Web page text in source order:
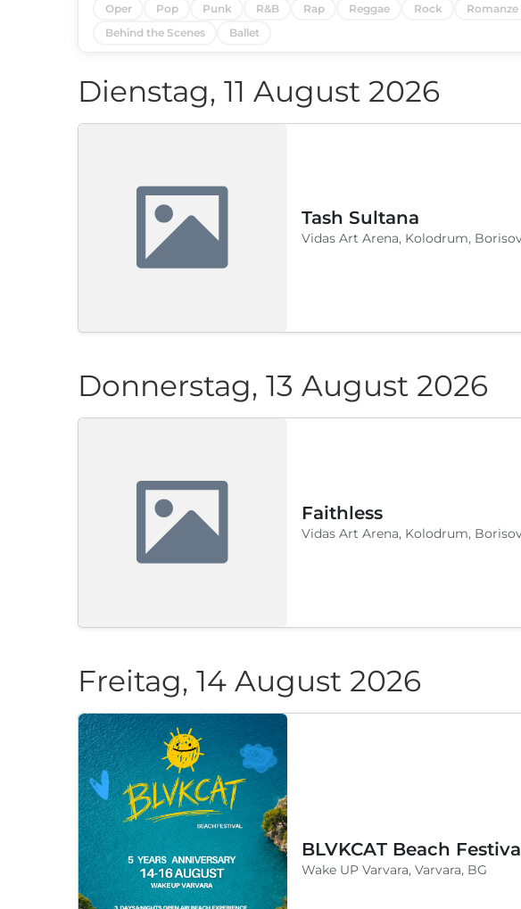
Oper
Pop Punk R&B Rap Reggae Rock Romanze
Behind the Scenes
Ballet
Dienstag, 11 August 2026
Tash Sultana
Vidas Art Arena, Kolodrum,
Donnerstag, 13 August 2026
Faithless
Vidas Art Arena, Kolodrum,
Freitag, 14 August 2026
Wake UP Varvara, Varvara, BG